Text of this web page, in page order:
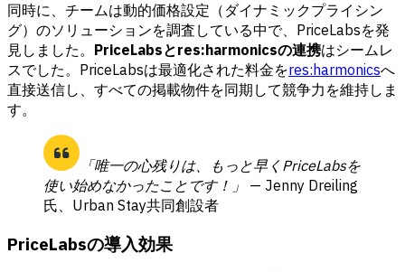
同時に、チームは動的価格設定（ダイナミックプライシン
グ）のソリューションを調査している中で、PriceLabsを発
見しました。 PriceLabsとres:harmonicsの連携はシームレ
スでした。PriceLabsは最適化された料金をres:harmonicsへ
直接送信し、すべての掲載物件を同期して競争力を維持しま
す。
「唯一の心残りは、もっと早くPriceLabsを
使い始めなかったことです！」
— Jenny Dreiling
氏、Urban Stay共同創設者
PriceLabsの導入効果